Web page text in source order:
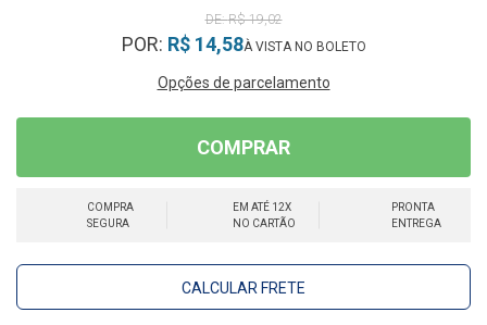
R$ 19,02
POR: R$ 14,58
Opções de parcelamento
COMPRAR
COMPRA
SEGURA
EM ATÉ 12X
NO CARTÃO
PRONTA
ENTREGA
CALCULAR FRETE